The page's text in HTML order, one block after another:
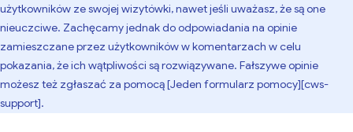
użytkowników ze swojej wizytówki, nawet jeśli uważasz, że są one
nieuczciwe. Zachęcamy jednak do odpowiadania na opinie
zamieszczane przez użytkowników w komentarzach w celu
pokazania, że ich wątpliwości są rozwiązywane. Fałszywe opinie
możesz też zgłaszać za pomocą [Jeden formularz pomocy][cws-
support].